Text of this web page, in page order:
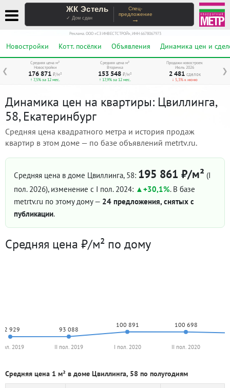
ЖК Эстель
✓ Дом сдан
Спец-
предложение
→
Реклама. ООО «СЗ ИНВЕСТСТРОЙ», ИНН 6678067973
Новостройки Котт. посёлки Объявления Динамика цен и
❮ ❯
Средняя цена м²
Новостройки
176 871 ₽/м²
↑ 7,5% за 12 мес.
Средняя цена м²
Вторичка
153 548 ₽/м²
↑ 17,9% за 12 мес.
Продажи новостроек
Июль 2026
2 481 сделок
↓ 5,3% к июню
Динамика цен на квартиры: Цвиллинга,
58, Екатеринбург
Средняя цена квадратного метра и история продаж
квартир в этом доме — по базе объявлений metrtv.ru.
Средняя цена в доме Цвиллинга, 58: 195 861 ₽/м² (I
пол. 2026), изменение с I пол. 2024: +30,1%. В базе
metrtv.ru по этому дому — 24 предложения, снятых с
публикации.
Средняя цена ₽/м² по дому
92 929 93 088
100 891 100 698
2019 II пол. 2019 I пол. 2020 II пол. 2020
Средняя цена 1 м² в доме Цвиллинга, 58 по полугодиям